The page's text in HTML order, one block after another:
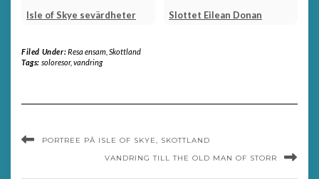
Isle of Skye sevärdheter Slottet Eilean Donan
Filed Under:Resa ensam Skottland
Tags: soloresor, vandring
PORTREE PÅ ISLE OF SKYE, SKOTTLAND
VANDRING TILL THE OLD MAN OF STORR